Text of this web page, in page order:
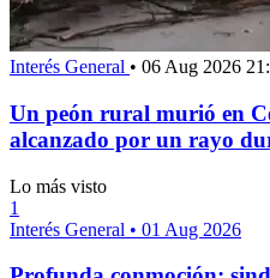
Interés General • 06 Aug 2026
Un peón rural murió en
alcanzado por un rayo
Lo más visto
1
Interés General • 01 Aug 2026